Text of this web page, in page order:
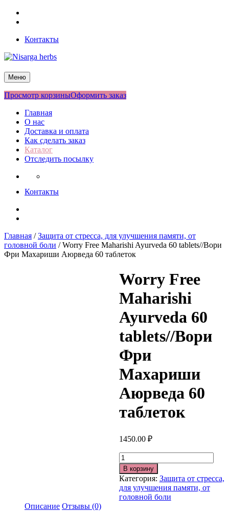
Перейти
Контакты
Nisarga herbs
Меню
Просмотр корзиныОформить заказ
Главная
О нас
Доставка и оплата
Как сделать заказ
Каталог
Отследить посылку
Контакты
Главная /Защита от стресса, для улучшения памяти, от
головной боли / Worry Free Maharishi Ayurvedа 60 tablets//Вори
Фри Махариши Аюрведа 60 таблеток
Worry Free
Maharishi
Ayurvedа 60
tablets//Вори
Фри
Махариши
Аюрведа 60
таблеток
1450.00 ₽
Количество
В корзину
Категория: Защита от стресса,
для улучшения памяти, от
головной боли
Описание Отзывы (0)